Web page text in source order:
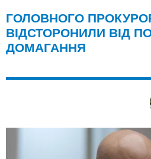
ГОЛОВНОГО
ВІДСТОРОНИЛИ ВІД
ДОМАГАННЯ